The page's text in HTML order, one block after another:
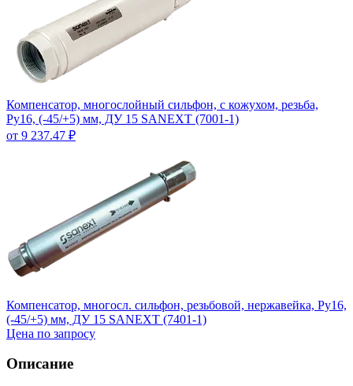
Компенсатор, многослойный сильфон, с кожухом, резьба,
Ру16, (-45/+5) мм, ДУ 15 SANEXT (7001-1)
от 9 237.47 ₽
Компенсатор, многосл. сильфон, резьбовой, нержавейка, Ру16,
(-45/+5) мм, ДУ 15 SANEXT (7401-1)
Цена по запросу
Описание